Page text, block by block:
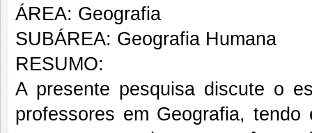
ÁREA: Geografia
SUBÁREA: Geografia Humana
RESUMO:
A presente pesquisa discute o
professores em Geografia,